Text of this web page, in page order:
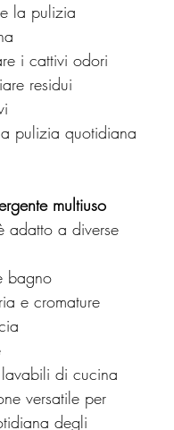
la pulizia
i cattivi odori
residui
pulizia quotidiana
multiuso
adatto a diverse
bagno
e cromature
di cucina
versatile per
degli